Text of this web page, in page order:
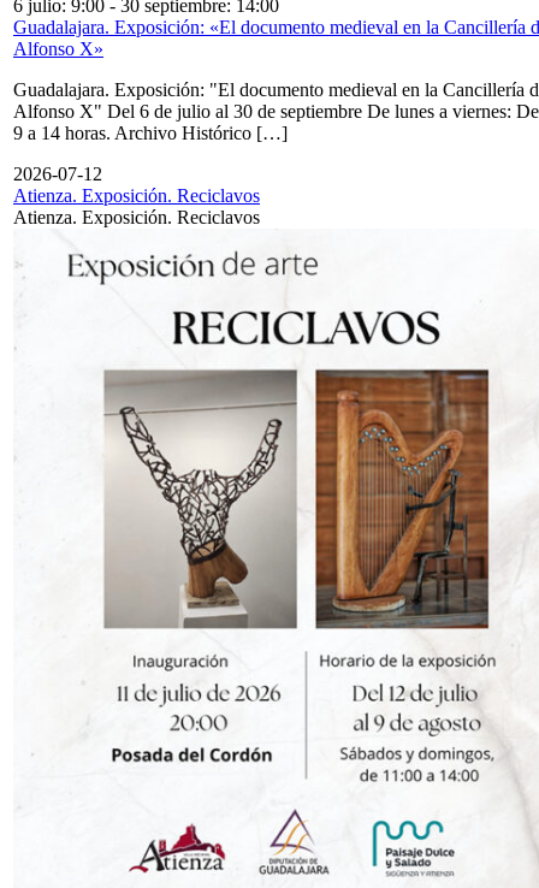
6 julio: 9:00 - 30 septiembre: 14:00
Guadalajara. Exposición: «El documento medieval en la Cancillería
Alfonso X»
Guadalajara. Exposición: "El documento medieval en la Cancillería
Alfonso X" Del 6 de julio al 30 de septiembre De lunes a viernes: De
9 a 14 horas. Archivo Histórico […]
2026-07-12
Atienza. Exposición. Reciclavos
Atienza. Exposición. Reciclavos